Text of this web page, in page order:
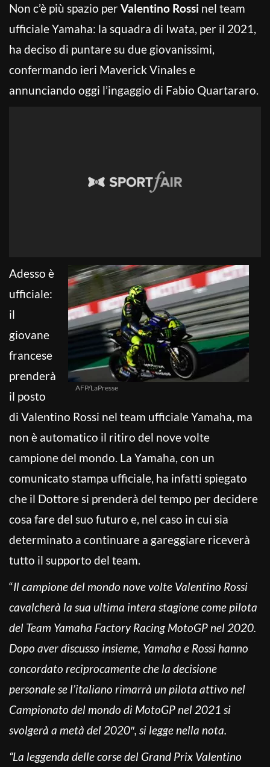
Non c’è più spazio perValentino Rossi nel team
ufficiale Yamaha: la squadra di Iwata, per il 2021,
ha deciso di puntare su due giovanissimi,
confermando ieri Maverick Vinales e
annunciando oggi l’ingaggio di Fabio Quartararo.
AFP/LaPresse
Adesso è
ufficiale:
il
giovane
francese
prenderà
il posto
di Valentino Rossi nel team ufficiale Yamaha, ma
non è automatico il ritiro del nove volte
campione del mondo. La Yamaha, con un
comunicato stampa ufficiale, ha infatti spiegato
che il Dottore si prenderà del tempo per decidere
cosa fare del suo futuro e, nel caso in cui sia
determinato a continuare a gareggiare riceverà
tutto il supporto del team.
“Il campione del mondo nove volte Valentino Rossi
cavalcherà la sua ultima intera stagione come pilota
del Team Yamaha Factory Racing MotoGP nel 2020.
Dopo aver discusso insieme, Yamaha e Rossi hanno
concordato reciprocamente che la decisione
personale se l’italiano rimarrà un pilota attivo nel
Campionato del mondo di MotoGP nel 2021 si
svolgerà a metà del 2020″, si legge nella nota.
“La leggenda delle corse del Grand Prix Valentino